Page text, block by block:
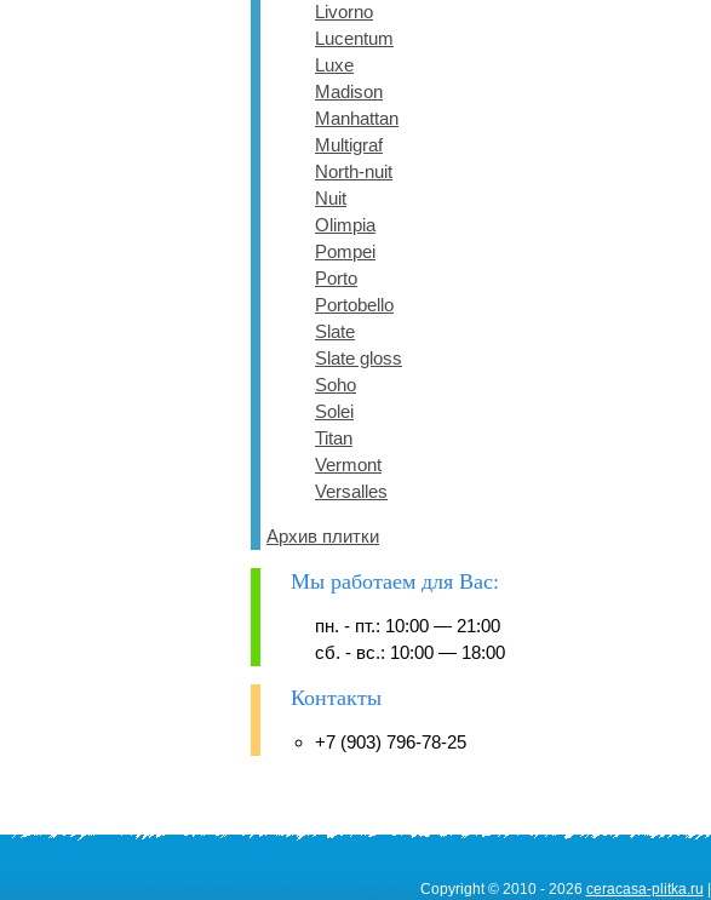
Livorno
Lucentum
Luxe
Madison
Manhattan
Multigraf
North-nuit
Nuit
Olimpia
Pompei
Porto
Portobello
Slate
Slate gloss
Soho
Solei
Titan
Vermont
Versalles
Архив плитки
Мы работаем для Вас:
пн. - пт.: 10:00 — 21:00
сб. - вс.: 10:00 — 18:00
Контакты
+7 (903) 796-78-25
Copyright © 2010 - 2026 ceracasa-plitka.ru